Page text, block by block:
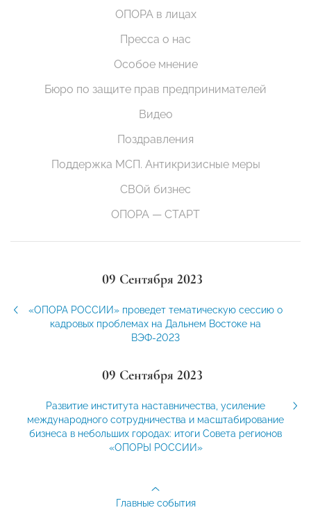
ОПОРА в лицах
Пресса о нас
Особое мнение
Бюро по защите прав предпринимателей
Видео
Поздравления
Поддержка МСП. Антикризисные меры
СВОй бизнес
ОПОРА — СТАРТ
09 Сентября 2023
«ОПОРА РОССИИ» проведет тематическую сессию о
кадровых проблемах на Дальнем Востоке на
ВЭФ-2023
09 Сентября 2023
Развитие института наставничества, усиление
международного сотрудничества и масштабирование
бизнеса в небольших городах: итоги Совета регионов
«ОПОРЫ РОССИИ»
Главные события